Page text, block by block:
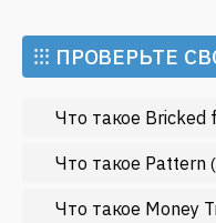
Майнинг
Метавселенные
Регулирование
Рынок и события
Экономика
⁝⁝⁝ ПРОВЕРЬТЕ
Что такое Bricked
Что такое Pattern
Что такое Money